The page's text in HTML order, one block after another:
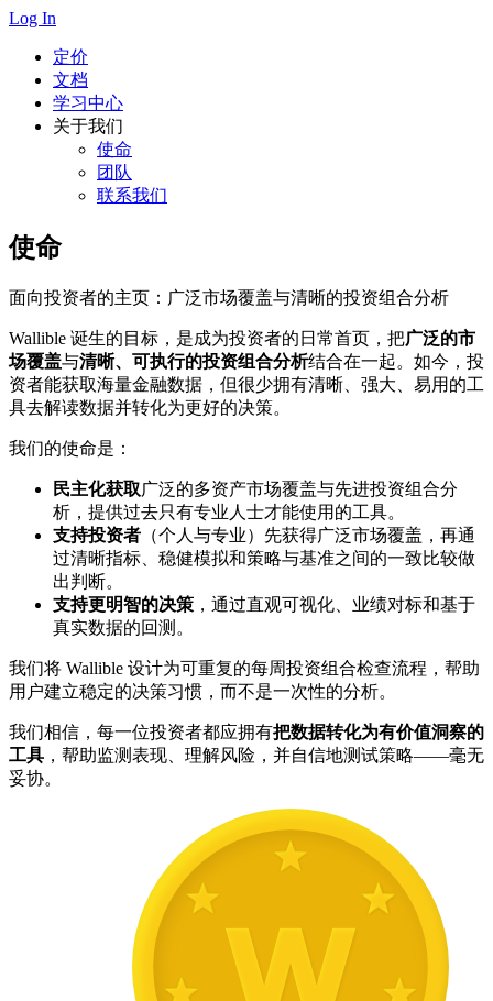
Log In
定价
文档
学习中心
关于我们
使命
团队
联系我们
使命
面向投资者的主页：广泛市场覆盖与清晰的投资组合分析
Wallible 诞生的目标，是成为投资者的日常首页，把广泛的市
场覆盖与清晰、可执行的投资组合分析结合在一起。如今，投
资者能获取海量金融数据，但很少拥有清晰、强大、易用的工
具去解读数据并转化为更好的决策。
我们的使命是：
民主化获取广泛的多资产市场覆盖与先进投资组合分
析，提供过去只有专业人士才能使用的工具。
支持投资者 （个人与专业）先获得广泛市场覆盖，再通
过清晰指标、稳健模拟和策略与基准之间的一致比较做
出判断。
支持更明智的决策 ，通过直观可视化、业绩对标和基于
真实数据的回测。
我们将 Wallible 设计为可重复的每周投资组合检查流程，帮助
用户建立稳定的决策习惯，而不是一次性的分析。
我们相信，每一位投资者都应拥有把数据转化为有价值洞察的
工具 ，帮助监测表现、理解风险，并自信地测试策略——毫无
妥协。